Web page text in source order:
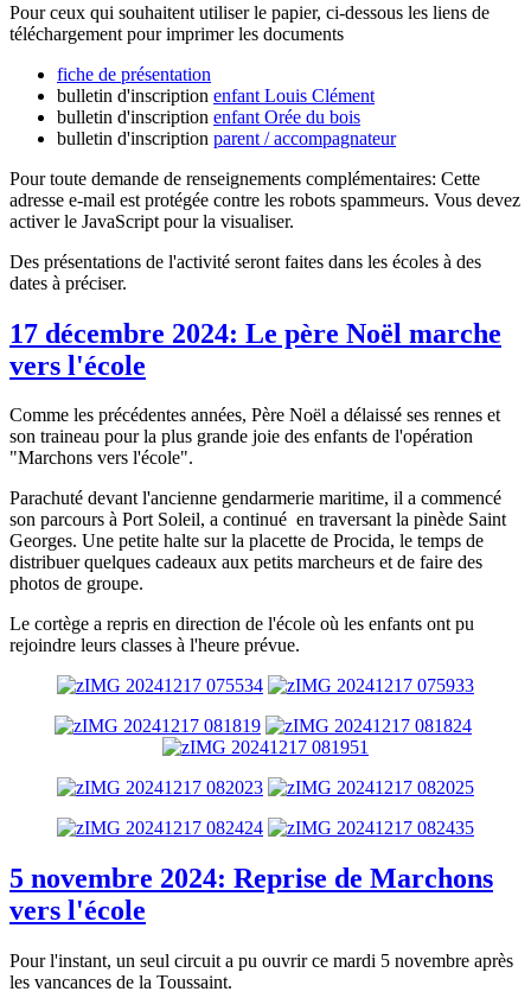
Pour ceux qui souhaitent utiliser le papier, ci-dessous les liens de
téléchargement pour imprimer les documents
fiche de présentation
bulletin d'inscription enfant Louis Clément
bulletin d'inscription enfant Orée du bois
bulletin d'inscription parent / accompagnateur
Pour toute demande de renseignements complémentaires: Cette
adresse e-mail est protégée contre les robots spammeurs. Vous devez
activer le JavaScript pour la visualiser.
Des présentations de l'activité seront faites dans les écoles à des
dates à préciser.
17 décembre 2024: Le père Noël marche
vers l'école
Comme les précédentes années, Père Noël a délaissé ses rennes et
son traineau pour la plus grande joie des enfants de l'opération
"Marchons vers l'école".
Parachuté devant l'ancienne gendarmerie maritime, il a commencé
son parcours à Port Soleil, a continué en traversant la pinède Saint
Georges. Une petite halte sur la placette de Procida, le temps de
distribuer quelques cadeaux aux petits marcheurs et de faire des
photos de groupe.
Le cortège a repris en direction de l'école où les enfants ont pu
rejoindre leurs classes à l'heure prévue.
5 novembre 2024: Reprise de Marchons
vers l'école
Pour l'instant, un seul circuit a pu ouvrir ce mardi 5 novembre après
les vancances de la Toussaint.